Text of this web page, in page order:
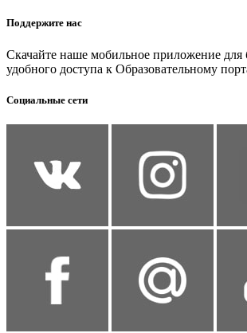
Поддержите нас
Скачайте наше мобильное приложение для
удобного доступа к Образовательному
Социальные сети